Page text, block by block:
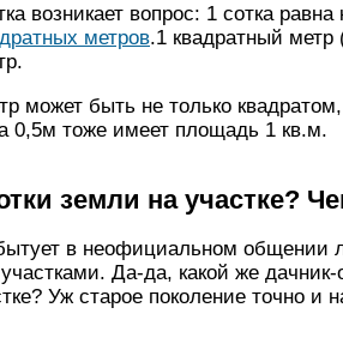
возникает вопрос: 1 сотка
метров.1 квадратный метр
может быть не только
0,5м тоже имеет площадь 1 кв.м.
земли на участке?
в неофициальном общении
Да-да, какой же дачник-
Уж старое поколение точно и